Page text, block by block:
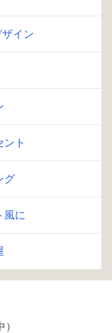
イン
ント
グ
風に